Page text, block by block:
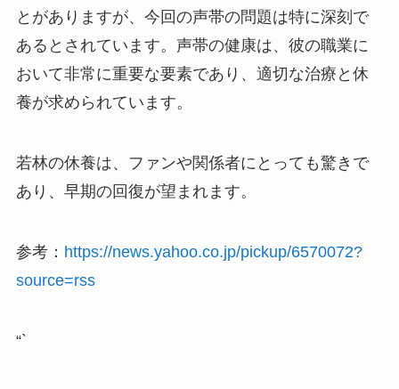
とがありますが、今回の声帯の問題は特に深刻で
あるとされています。声帯の健康は、彼の職業に
おいて非常に重要な要素であり、適切な治療と休
養が求められています。
若林の休養は、ファンや関係者にとっても驚きで
あり、早期の回復が望まれます。
参考： https://news.yahoo.co.jp/pickup/6570072?
source=rss
“`